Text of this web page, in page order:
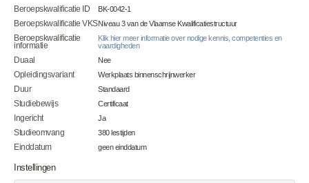
Beroepskwalificatie ID
BK-0042-1
Beroepskwalificatie VKSNiveau 3 van de Vlaamse Kwalificatiestructuur
Beroepskwalificatie
informatie
Klik hier meer informatie over nodige kennis, competenties en
vaardigheden
Duaal
Nee
Opleidingsvariant
Werkplaats binnenschrijnwerker
Duur
Standaard
Studiebewijs
Certificaat
Ingericht
Ja
Studieomvang
380 lestijden
Einddatum
geen einddatum
Instellingen